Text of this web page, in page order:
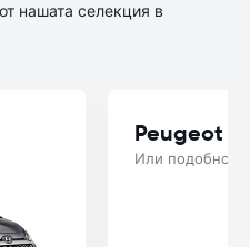
нашата селекция в
Peugeot
Или подобно